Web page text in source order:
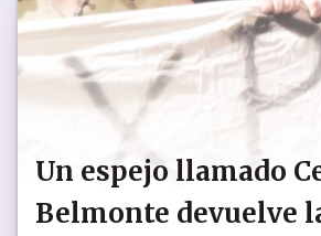
Un espejo llamado
Belmonte devuelve